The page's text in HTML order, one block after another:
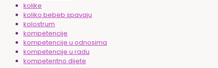
kolike
koliko bebeb spavaju
kolostrum
kompetencije
kompetencije u odnosima
kompetencije u radu
kompetentno dijete